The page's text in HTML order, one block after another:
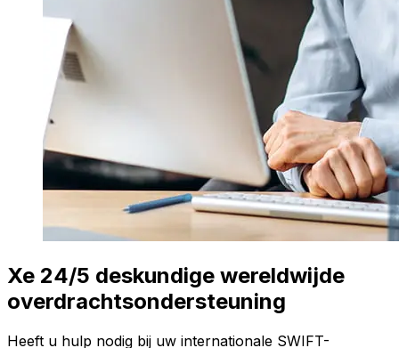
Xe 24/5 deskundige wereldwijde
overdrachtsondersteuning
Heeft u hulp nodig bij uw internationale SWIFT-